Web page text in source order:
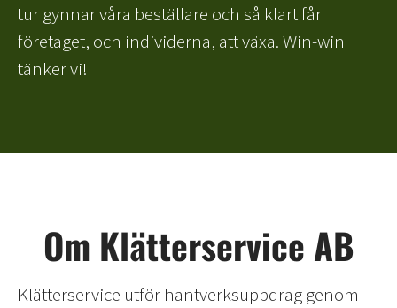
tur gynnar våra beställare och så klart får
företaget, och individerna, att växa. Win-win
tänker vi!
Om Klätterservice AB
Klätterservice utför hantverksuppdrag genom